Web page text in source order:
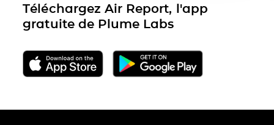
Téléchargez Air Report, l'app
gratuite de Plume Labs